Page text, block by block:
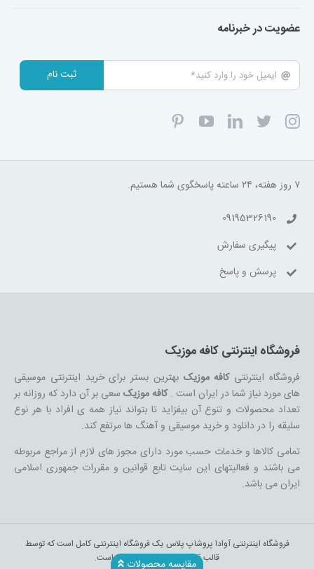
عضویت در خبرنامه
ثبت نام
۷ روز هفته، ۲۴ ساعته پاسخگوی شما هستیم.
09195326190
پیگیری سفارش
پرسش و پاسخ
فروشگاه اینترنتی کافه موزیک
فروشگاه اینترنتیکافه موزیک بهترین بستر برای خرید اینترنتی موسیقی
های مورد نیاز شما در ایران است .کافه موزیک سعی بر آن دارد که روزانه بر
تعداد محصولات و تنوع آن بیفزاید تا بتواند نیاز همه ی افراد با هر نوع
سلیقه را در دانلود و خرید موسیقی و آهنگ ها مرتفع کند.
تمامی کالاها و خدمات حسب مورد دارای مجوز های لازم از مراجع مربوطه
می باشند و فعالیتهای این سایت تابع قوانین و مقررات جمهوری اسلامی
ایران می باشد.
فروشگاه اینترنتی آوادا پروشاپ پلاس یک فروشگاه اینترنتی کامل است که توسط
قالب قدرتمند آوادا طراحی شده است.
مقایسه محصولات